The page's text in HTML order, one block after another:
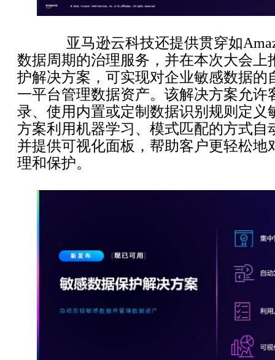
亚马逊云科技还提供贯穿如
数据周期的治理服务，并在本次大会上
护解决方案，可实现对企业敏感数据的
一平台管理数据资产。该解决方案允许
录、使用内置或定制数据识别规则定义
方案利用机器学习、模式匹配的方式自
并提供可视化面板，帮助客户更轻松地
理和保护。